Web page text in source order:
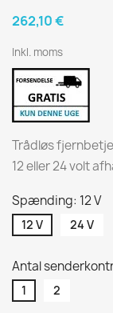
262,10 €
Inkl. moms
Trådløs
12 eller 24 volt
Spænding: 12 V
12 V 24 V
Antal
1 2